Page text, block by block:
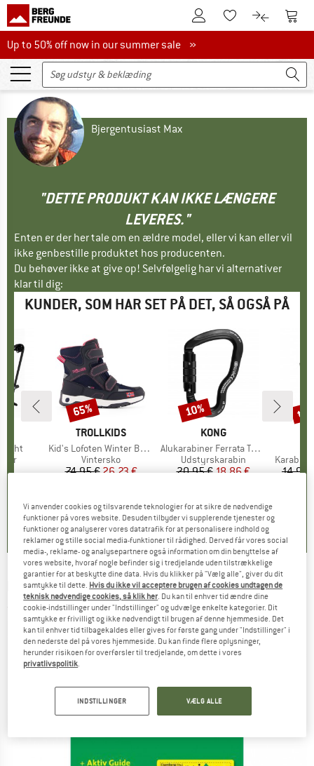
Til kundekontoenTil huskesedlen.
Til Til
Up to 50% off now in our summer sale
Up to 50% off now in our summer sale »
Bjergentusiast Max
"DETTE PRODUKT KAN IKKE LÆNGERE
LEVERES."
Enten er der her tale om en ældre model, eller vi kan eller vil
ikke genbestille produktet hos producenten.
Du behøver ikke at give op! Selvfølgelig har vi alternativer
klar til dig:
KUNDER, SOM HAR SET PÅ DET, SÅ OGSÅ PÅ
Light
)
MÆRKE
TROLLKIDS
Artikel
Kid's Lofoten Winter Boots
Produktgruppe
Vintersko
Pris
74,95 €Nedsat pris
26,23 €
4,5(24)
Rabat
65%
MÆRKE
KONG
Artikel
Alukarabiner Ferrata Twist Lock
Produktgruppe
Udstyrskarabin
Pris
20,95 €Nedsat pris
18,86 €
5,0(3)
Rabat
10%
Karabin
14,95
til
KOMPASS - Gera - Vandrekort
(0)
Vi anvender cookies og tilsvarende teknologier for at sikre de nødvendige
funktioner på vores website. Desuden tilbyder vi supplerende tjenester og
funktioner og analyserer vores datatrafik for at personalisere indhold og
reklamer og stille social media-funktioner til rådighed. Derved får vores social
media-, reklame- og analysepartnere også information om din benyttelse af
vores website, hvoraf nogle befinder sig i tredjelande uden tilstrækkelige
garantier for at beskytte dine data. Hvis du klikker på "Vælg alle", giver du dit
samtykke til dette. Hvis du ikke vil acceptere brugen af cookies undtagen de
teknisk nødvendige cookies, så klik her. Du kan til enhver tid ændre dine
cookie-indstillinger under "Indstillinger" og udvælge enkelte kategorier. Dit
samtykke er frivilligt og ikke nødvendigt til brugen af denne hjemmeside. Det
kan til enhver tid tilbagekaldes eller gives for første gang under "Indstillinger" i
den nederste del på vores hjemmeside. Du kan finde flere oplysninger,
herunder risikoen for overførsler til tredjelande, om dette i vores
privatlivspolitik.
INDSTILLINGER VÆLG ALLE